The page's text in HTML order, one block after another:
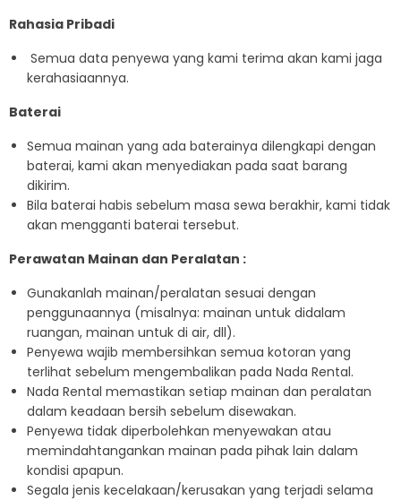
Rahasia Pribadi
Semua data penyewa yang kami terima akan kami jaga
kerahasiaannya.
Baterai
Semua mainan yang ada baterainya dilengkapi dengan
baterai, kami akan menyediakan pada saat barang
dikirim.
Bila baterai habis sebelum masa sewa berakhir, kami tidak
akan mengganti baterai tersebut.
Perawatan Mainan dan Peralatan :
Gunakanlah mainan/peralatan sesuai dengan
penggunaannya (misalnya: mainan untuk didalam
ruangan, mainan untuk di air, dll).
Penyewa wajib membersihkan semua kotoran yang
terlihat sebelum mengembalikan pada Nada Rental.
Nada Rental memastikan setiap mainan dan peralatan
dalam keadaan bersih sebelum disewakan.
Penyewa tidak diperbolehkan menyewakan atau
memindahtangankan mainan pada pihak lain dalam
kondisi apapun.
Segala jenis kecelakaan/kerusakan yang terjadi selama